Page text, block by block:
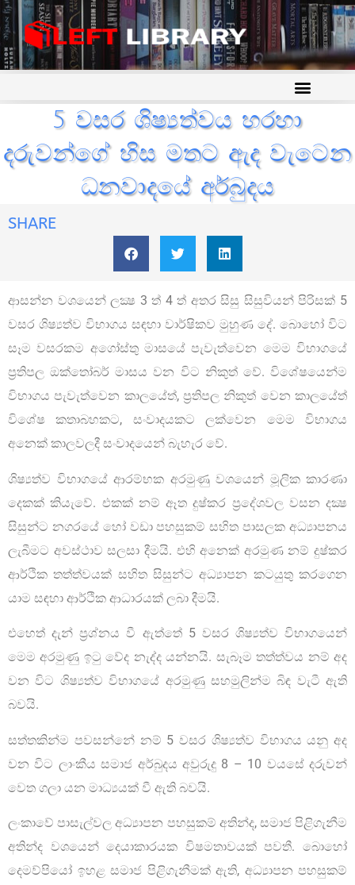
5 වසර ශිෂ්‍යත්වය හරහා
දරුවන්ගේ හිස මතට ඇද වැටෙන
ධනවාදයේ අර්බුදය
SHARE
ආසන්න වශයෙන් ලක්‍ෂ 3 ත් 4 ත් අතර සිසු සිසුවියන් පිරිසක් 5
වසර ශිෂ්‍යත්ව විභාගය සඳහා වාර්ෂිකව මුහුණ දේ. බොහෝ විට
සෑම වසරකම අගෝස්තු මාසයේ පැවැත්වෙන මෙම විභාගයේ
ප‍්‍රතිපල ඔක්තෝබර් මාසය වන විට නිකුත් වේ. විශේෂයෙන්ම
විභාගය පැවැත්වෙන කාලයේත්, ප‍්‍රතිපල නිකුත් වෙන කාලයේත්
විශේෂ කතාබහකට, සංවාදයකට ලක්වෙන මෙම විභාගය
අනෙක් කාලවලදී සංවාදයෙන් බැහැර වේ.
ශිෂ්‍යත්ව විභාගයේ ආරම්භක අරමුණු වශයෙන් මූලික කාරණා
දෙකක් කියැවේ. එකක් නම් ඈත දුෂ්කර ප‍්‍රදේශවල වසන දක්‍ෂ
සිසුන්ට නගරයේ හෝ වඩා පහසුකම් සහිත පාසලක අධ්‍යාපනය
ලැබීමට අවස්ථාව සලසා දීමයි. එහි අනෙක් අරමුණ නම් දුෂ්කර
ආර්ථික තත්ත්වයක් සහිත සිසුන්ට අධ්‍යාපන කටයුතු කරගෙන
යාම සඳහා ආර්ථික ආධාරයක් ලබා දීමයි.
එහෙත් දැන් ප‍්‍රශ්නය වී ඇත්තේ 5 වසර ශිෂ්‍යත්ව විභාගයෙන්
මෙම අරමුණු ඉටු වේද නැද්ද යන්නයි. සැබෑම තත්ත්වය නම් අද
වන විට ශිෂ්‍යත්ව විභාගයේ අරමුණු සහමුලින්ම බිඳ වැටී ඇති
බවයි.
සත්තකින්ම පවසන්නේ නම් 5 වසර ශිෂ්‍යත්ව විභාගය යනු අද
වන විට ලාංකීය සමාජ අර්බුදය අවුරුදු 8 – 10 වයසේ දරුවන්
වෙත ගලා යන මාධ්‍යයක් වී ඇති බවයි.
ලංකාවේ පාසැල්වල අධ්‍යාපන පහසුකම් අතින්ද, සමාජ පිළිගැනීම
අතින්ද වශයෙන් දෙයාකාරයක විෂමතාවයක් පවතී. බොහෝ
දෙමව්පියෝ ඉහළ සමාජ පිළිගැනීමක් ඇති, අධ්‍යාපන පහසුකම්